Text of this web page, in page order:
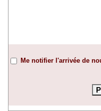
Me notifier l'arrivée de